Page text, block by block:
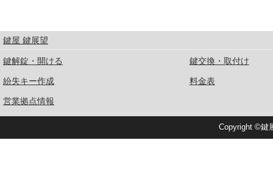
鍵屋 鍵展望
鍵解錠・開ける 鍵交換・取付け
紛失キー作成 料金表
営業拠点情報
Copyright ©鍵